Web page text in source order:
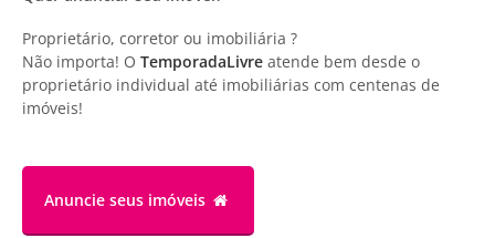
Proprietário, corretor ou imobiliária ?
Não importa! O TemporadaLivre atende bem desde o
proprietário individual até imobiliárias com centenas de
imóveis!
Anuncie seus imóveis